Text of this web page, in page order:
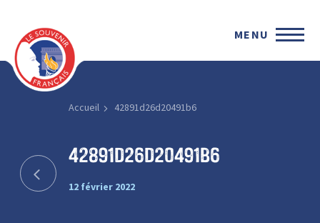
MENU
Accueil 42891d26d20491b6
42891d26d20491b6
12 février 2022